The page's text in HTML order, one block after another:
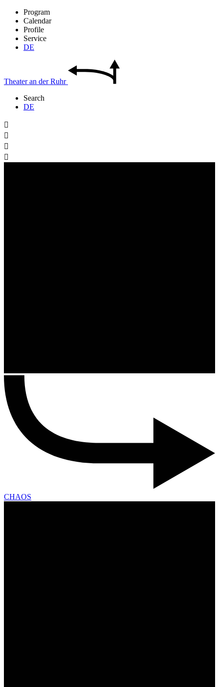
Program
Calendar
Profile
Service
DE
Theateran derRuhr
Search
DE




CHAOS